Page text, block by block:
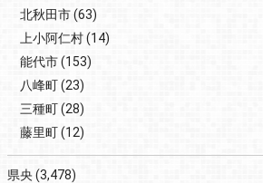
北秋田市(63)
上小阿仁村(14)
能代市(153)
八峰町(23)
三種町(28)
藤里町(12)
県央(3,478)